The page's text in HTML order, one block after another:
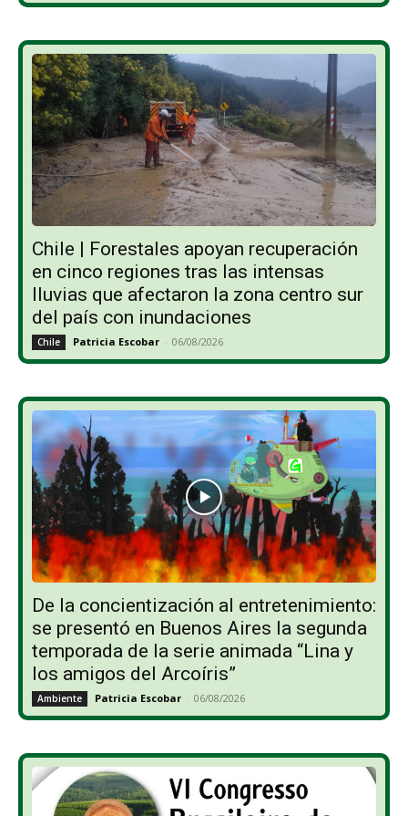
Chile | Forestales apoyan recuperación
en cinco regiones tras las intensas
lluvias que afectaron la zona centro sur
del país con inundaciones
Chile Patricia Escobar - 06/08/2026
De la concientización al entretenimiento:
se presentó en Buenos Aires la segunda
temporada de la serie animada “Lina y
los amigos del Arcoíris”
Ambiente Patricia Escobar - 06/08/2026